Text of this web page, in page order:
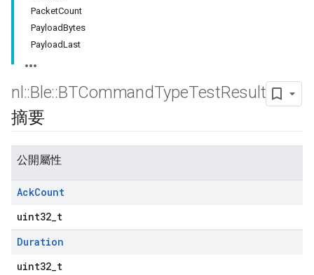
PacketCount
PayloadBytes
PayloadLast
nl ::Ble::BTCommandTypeTestResult
摘要
公開屬性
AckCount
uint32_t
Duration
uint32_t